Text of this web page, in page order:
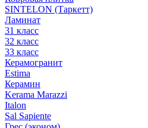
SINTELON (Таркетт)
Ламинат
31 класс
32 класс
33 класс
Керамогранит
Estima
Керамин
Kerama Marazzi
Italon
Sal Sapiente